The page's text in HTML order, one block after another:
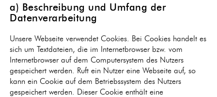
a) Beschreibung und Umfang der
Datenverarbeitung
Unsere Webseite verwendet Cookies. Bei Cookies handelt es
sich um Textdateien, die im Internetbrowser bzw. vom
Internetbrowser auf dem Computersystem des Nutzers
gespeichert werden. Ruft ein Nutzer eine Webseite auf, so
kann ein Cookie auf dem Betriebssystem des Nutzers
gespeichert werden. Dieser Cookie enthält eine